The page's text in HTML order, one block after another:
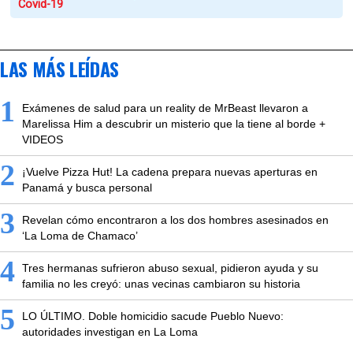
Covid-19
LAS MÁS LEÍDAS
1
Exámenes de salud para un reality de MrBeast llevaron a
Marelissa Him a descubrir un misterio que la tiene al borde +
VIDEOS
2
¡Vuelve Pizza Hut! La cadena prepara nuevas aperturas en
Panamá y busca personal
3
Revelan cómo encontraron a los dos hombres asesinados en
‘La Loma de Chamaco’
4 Tres hermanas sufrieron abuso sexual, pidieron ayuda y su
familia no les creyó: unas vecinas cambiaron su historia
5
LO ÚLTIMO. Doble homicidio sacude Pueblo Nuevo:
autoridades investigan en La Loma